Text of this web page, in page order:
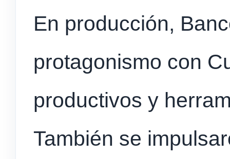
En producción,
protagonismo con
productivos y
También se